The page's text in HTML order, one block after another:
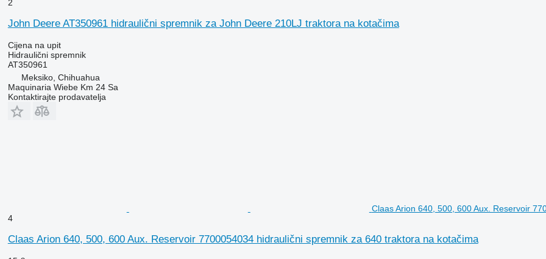
2
John Deere AT350961 hidraulični spremnik za John Deere 210LJ traktora na kotačima
Cijena na upit
Hidraulični spremnik
AT350961
Meksiko, Chihuahua
Maquinaria Wiebe Km 24 Sa
Kontaktirajte prodavatelja
Claas Arion 640, 500, 600 Aux. Reservoir
4
Claas Arion 640, 500, 600 Aux. Reservoir 7700054034 hidraulični spremnik za 640 traktora na kotačima